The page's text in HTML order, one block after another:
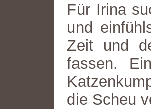
Für Irina
und
Zeit und
fassen.
die Scheu